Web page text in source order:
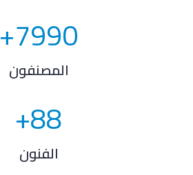
7990
+
المصنفون
88
+
الفنون